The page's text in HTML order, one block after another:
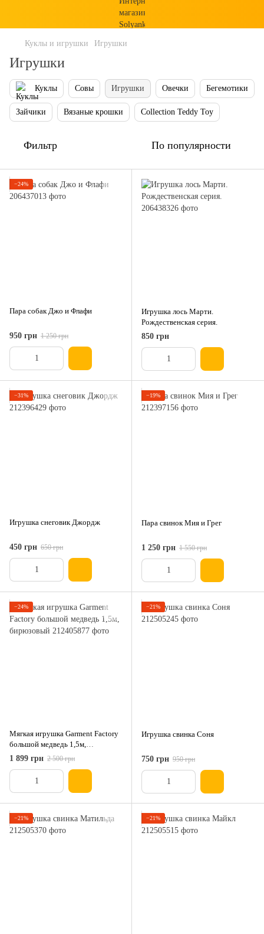
Куклы и игрушки Игрушки
Игрушки
Куклы Совы Игрушки Овечки Бегемотики
Зайчики Вязаные крошки Collection Teddy Toy
Фильтр По популярности
−24%
Пара собак Джо и Флафи
950 грн 1 250 грн
Игрушка лось Марти.
Рождественская серия.
850 грн
−31%
Игрушка снеговик Джордж
450 грн 650 грн
−19%
Пара свинок Мия и Грег
1 250 грн 1 550 грн
−24%
Мягкая игрушка Garment Factory
большой медведь 1,5м,
бирюзовый
1 899 грн 2 500 грн
−21%
Игрушка свинка Соня
750 грн 950 грн
−21% −21%